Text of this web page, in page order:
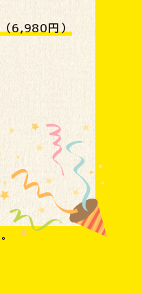
（6,980円）